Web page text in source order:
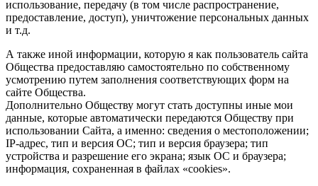
использование, передачу (в том числе распространение,
предоставление, доступ), уничтожение персональных данных
и т.д.
А также иной информации, которую я как пользователь сайта
Общества предоставляю самостоятельно по собственному
усмотрению путем заполнения соответствующих форм на
сайте Общества.
Дополнительно Обществу могут стать доступны иные мои
данные, которые автоматически передаются Обществу при
использовании Сайта, а именно: сведения о местоположении;
IP-адрес, тип и версия ОС; тип и версия браузера; тип
устройства и разрешение его экрана; язык ОС и браузера;
информация, сохраненная в файлах «cookies».